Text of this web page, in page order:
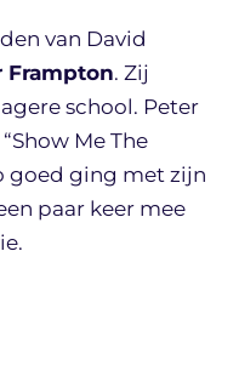
van David
Frampton. Zij
school. Peter
Me The
goed ging met zijn
paar keer mee